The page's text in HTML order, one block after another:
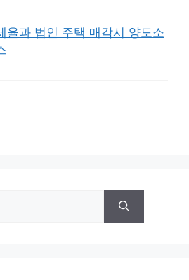
율과 법인 주택 매각시 양도소